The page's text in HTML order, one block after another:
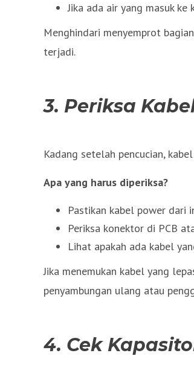
Jika ada air yang masuk
Menghindari menyemprot
terjadi.
3. Periksa
Kadang setelah pencucian,
Apa yang harus diperiksa?
Pastikan kabel power dari
Periksa konektor di PCB
Lihat apakah ada kabel
Jika menemukan kabel yang
penyambungan ulang atau
4. Cek